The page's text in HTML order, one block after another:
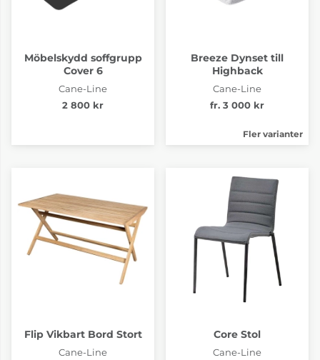
Möbelskydd soffgrupp
Cover 6
Cane-Line
2 800 kr
Breeze Dynset till
Highback
Cane-Line
fr. 3 000 kr
Fler varianter
Flip Vikbart Bord Stort
Cane-Line
Core Stol
Cane-Line